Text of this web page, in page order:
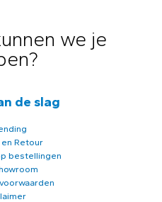
we je
de slag
Retour
bestellingen